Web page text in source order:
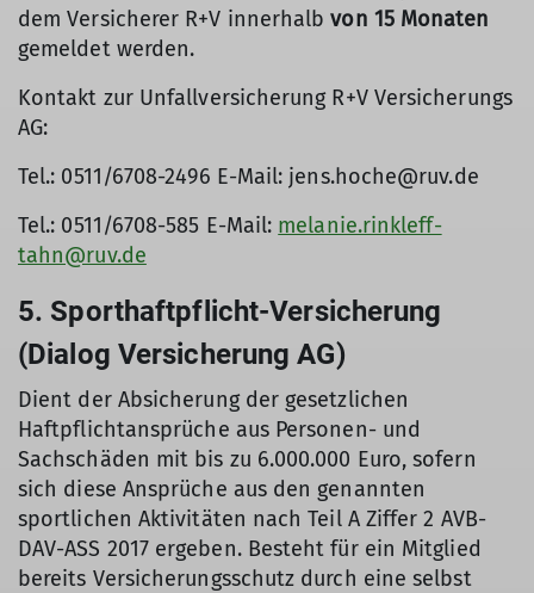
dem Versicherer R+V innerhalb von 15 Monaten
gemeldet werden.
Kontakt zur Unfallversicherung R+V Versicherungs
AG:
Tel.: 0511/6708-2496 E-Mail: jens.hoche@ruv.de
Tel.: 0511/6708-585 E-Mail: melanie.rinkleff-
tahn@ruv.de
5. Sporthaftpflicht-Versicherung
(Dialog Versicherung AG)
Dient der Absicherung der gesetzlichen
Haftpflichtansprüche aus Personen- und
Sachschäden mit bis zu 6.000.000 Euro, sofern
sich diese Ansprüche aus den genannten
sportlichen Aktivitäten nach Teil A Ziffer 2 AVB-
DAV-ASS 2017 ergeben. Besteht für ein Mitglied
bereits Versicherungsschutz durch eine selbst